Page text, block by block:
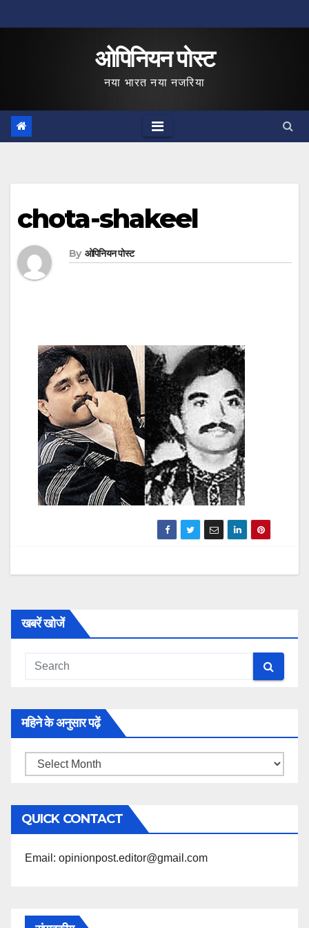
to
ओपिनियन पोस्ट
नया भारत नया नजरिया
chota-shakeel
By ओपिनियन पोस्ट
खबरें खोजें
महिने के अनुसार पढ़ें
महिने
अनुसार
पढ़ें
QUICK CONTACT
Email: opinionpost.editor@gmail.com